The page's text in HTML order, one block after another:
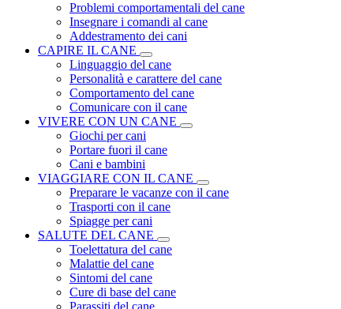
Problemi comportamentali del cane
Insegnare i comandi al cane
Addestramento dei cani
CAPIRE IL CANE
Linguaggio del cane
Personalità e carattere del cane
Comportamento del cane
Comunicare con il cane
VIVERE CON UN CANE
Giochi per cani
Portare fuori il cane
Cani e bambini
VIAGGIARE CON IL CANE
Preparare le vacanze con il cane
Trasporti con il cane
Spiagge per cani
SALUTE DEL CANE
Toelettatura del cane
Malattie del cane
Sintomi del cane
Cure di base del cane
Parassiti del cane